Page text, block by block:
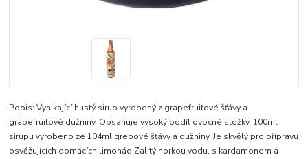
Popis: Vynikající hustý sirup vyrobený z grapefruitové šťávy a
grapefruitové dužniny. Obsahuje vysoký podíl ovocné složky, 100ml
sirupu vyrobeno ze 104ml grepové šťávy a dužniny. Je skvělý pro přípravu
osvěžujících domácích limonád.Zalitý horkou vodu, s kardamonem a